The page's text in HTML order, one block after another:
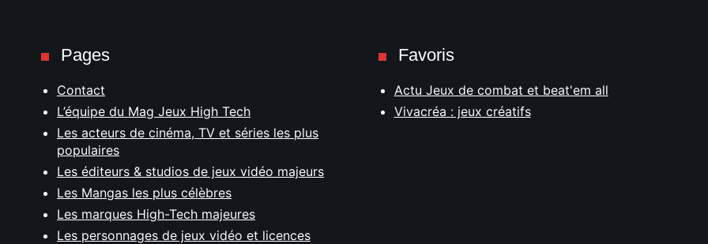
Pages
Contact
L’équipe du Mag Jeux High Tech
Les acteurs de cinéma, TV et séries les plus
populaires
Les éditeurs & studios de jeux vidéo majeurs
Les Mangas les plus célèbres
Les marques High-Tech majeures
Les personnages de jeux vidéo et licences
Favoris
Actu Jeux de combat et beat'em all
Vivacréa : jeux créatifs